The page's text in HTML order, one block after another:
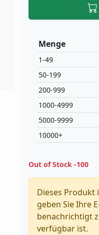
Menge
1-49
50-199
200-999
1000-4999
5000-9999
10000+
Out of Stock -100
Dieses Produkt
geben Sie Ihre
benachrichtigt
verfügbar ist.